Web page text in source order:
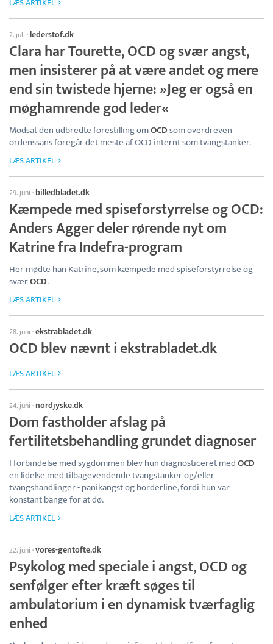
2. juli · lederstof.dk
Clara har Tourette, OCD og svær angst,
men insisterer på at være andet og mere
end sin twistede hjerne: »Jeg er også en
møghamrende god leder«
Modsat den udbredte forestilling omOCDsom overdreven
ordenssans foregår det meste af OCD internt som tvangstanker.
LÆS ARTIKEL
29. juni · billedbladet.dk
Kæmpede med spiseforstyrrelse og OCD:
Anders Agger deler rørende nyt om
Katrine fra Indefra-program
Her mødte han Katrine, som kæmpede med spiseforstyrrelse og
sværOCD.
LÆS ARTIKEL
28. juni ·ekstrabladet.dk
OCD blev nævnt i ekstrabladet.dk
LÆS ARTIKEL
24. juni · nordjyske.dk
Dom fastholder afslag på
fertilitetsbehandling grundet diagnoser
I forbindelse med sygdommen blev hun diagnosticeret medOCD-
en lidelse med tilbagevendende tvangstanker og/eller
tvangshandlinger - panikangst og borderline, fordi hun var
konstant bange for at dø.
LÆS ARTIKEL
22. juni ·vores-gentofte.dk
Psykolog med speciale i angst, OCD og
senfølger efter kræft søges til
ambulatorium i en dynamisk tværfaglig
enhed